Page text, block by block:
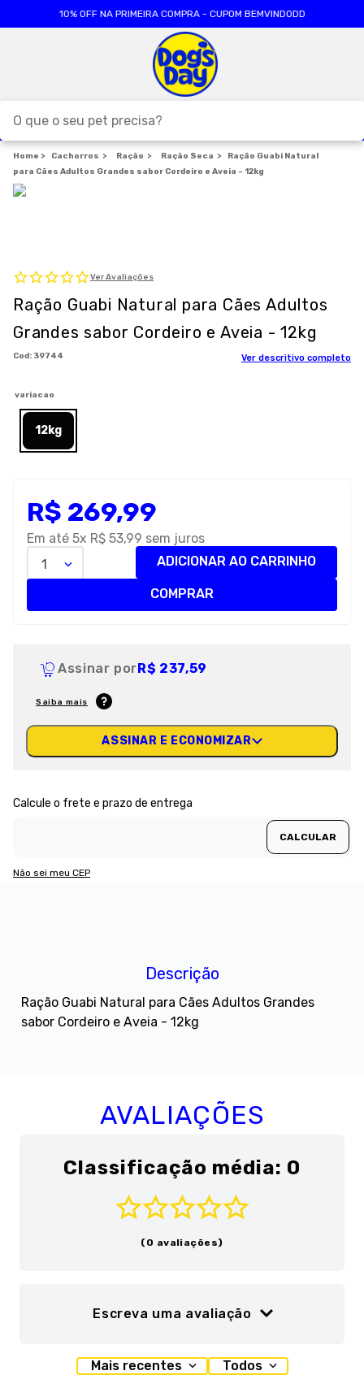
10% OFF NA PRIMEIRA COMPRA - CUPOM BEMVINDODD
Cachorros Ração Ração Seca
Ração Guabi Natural
para Cães Adultos Grandes sabor Cordeiro e Aveia - 12kg
Ver Avaliações
Ração Guabi Natural para Cães Adultos
Grandes sabor Cordeiro e Aveia - 12kg
: 39744 Ver descritivo completo
variacao
12kg
R$ 269,99
Em até 5x R$ 53,99 sem juros
1
ADICIONAR AO CARRINHO
COMPRAR
Assinar porR$ 237,59
Saiba mais
ASSINAR E ECONOMIZAR
Não sei meu CEP
Descrição
Ração Guabi Natural para Cães Adultos Grandes
sabor Cordeiro e Aveia - 12kg
AVALIAÇÕES
Classificação média: 0
(0 avaliações)
Escreva uma avaliação
Adicionar avaliação
Mais recentes Todos
TERMOS MAIS BUSCADOS
5º
formula natural
6º
areia